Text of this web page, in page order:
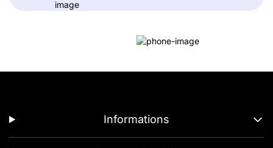
Informations